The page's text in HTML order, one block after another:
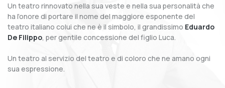
Un teatro rinnovato nella sua veste e nella sua personalità che
ha l’onore di portare il nome del maggiore esponente del
teatro italiano colui che ne è il simbolo, il grandissimo Eduardo
De Filippo, per gentile concessione del figlio Luca.
Un teatro al servizio del teatro e di coloro che ne amano ogni
sua espressione.